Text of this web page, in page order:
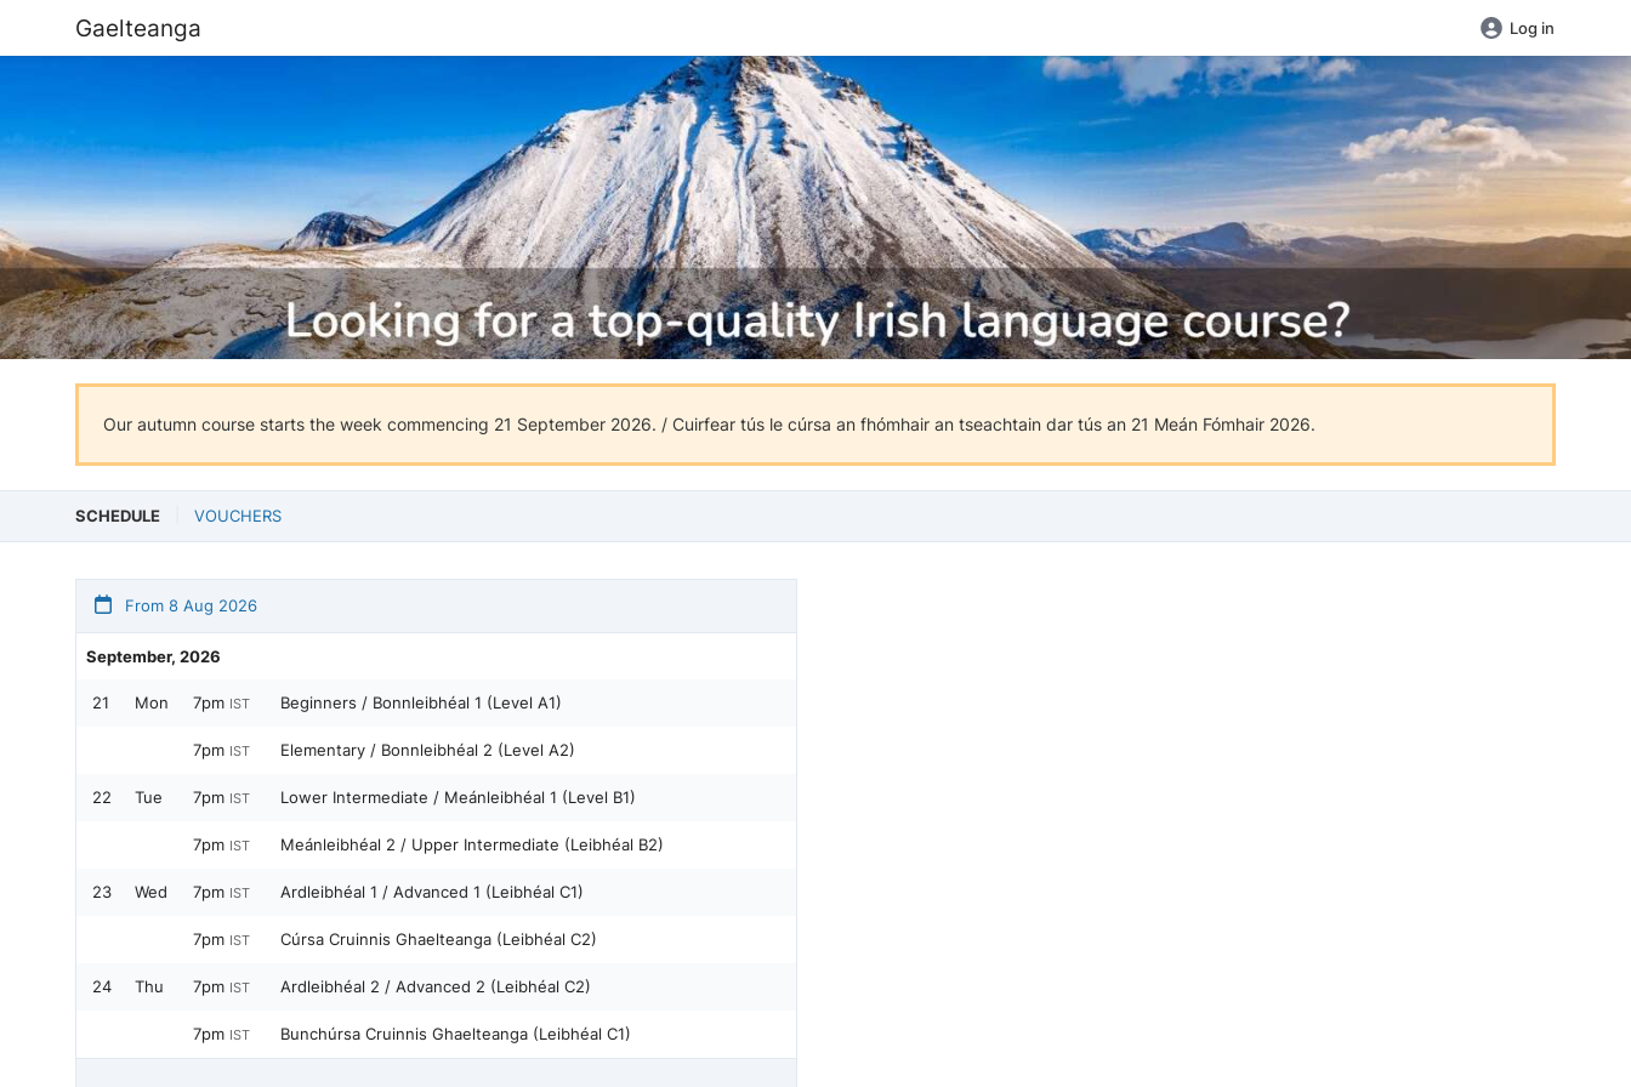
Gaelteanga Log in
Our autumn course starts the week commencing 21 September 2026. / Cuirfear tús le cúrsa an fhómhair an tseachtain dar tús an 21 Meán Fómhair 2026.
SCHEDULE VOUCHERS
From 8 Aug 2026
September, 2026
21 Mon 7pm IST Beginners / Bonnleibhéal 1 (Level A1)
7pm IST Elementary / Bonnleibhéal 2 (Level A2)
22 Tue 7pm IST Lower Intermediate / Meánleibhéal 1 (Level B1)
7pm IST Meánleibhéal 2 / Upper Intermediate (Leibhéal B2)
23 Wed 7pm IST Ardleibhéal 1 / Advanced 1 (Leibhéal C1)
7pm IST Cúrsa Cruinnis Ghaelteanga (Leibhéal C2)
24 Thu 7pm IST Ardleibhéal 2 / Advanced 2 (Leibhéal C2)
7pm IST Bunchúrsa Cruinnis Ghaelteanga (Leibhéal C1)